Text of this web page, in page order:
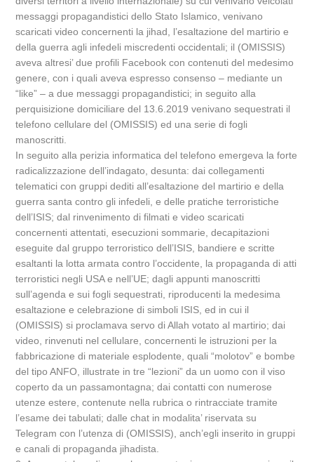
messaggi propagandistici dello Stato Islamico, venivano
scaricati video concernenti la jihad, l’esaltazione del martirio e
della guerra agli infedeli miscredenti occidentali; il (OMISSIS)
aveva altresi’ due profili Facebook con contenuti del medesimo
genere, con i quali aveva espresso consenso – mediante un
“like” – a due messaggi propagandistici; in seguito alla
perquisizione domiciliare del 13.6.2019 venivano sequestrati il
telefono cellulare del (OMISSIS) ed una serie di fogli
manoscritti.
In seguito alla perizia informatica del telefono emergeva la forte
radicalizzazione dell’indagato, desunta: dai collegamenti
telematici con gruppi dediti all’esaltazione del martirio e della
guerra santa contro gli infedeli, e delle pratiche terroristiche
dell’ISIS; dal rinvenimento di filmati e video scaricati
concernenti attentati, esecuzioni sommarie, decapitazioni
eseguite dal gruppo terroristico dell’ISIS, bandiere e scritte
esaltanti la lotta armata contro l’occidente, la propaganda di atti
terroristici negli USA e nell’UE; dagli appunti manoscritti
sull’agenda e sui fogli sequestrati, riproducenti la medesima
esaltazione e celebrazione di simboli ISIS, ed in cui il
(OMISSIS) si proclamava servo di Allah votato al martirio; dai
video, rinvenuti nel cellulare, concernenti le istruzioni per la
fabbricazione di materiale esplodente, quali “molotov” e bombe
del tipo ANFO, illustrate in tre “lezioni” da un uomo con il viso
coperto da un passamontagna; dai contatti con numerose
utenze estere, contenute nella rubrica o rintracciate tramite
l’esame dei tabulati; dalle chat in modalita’ riservata su
Telegram con l’utenza di (OMISSIS), anch’egli inserito in gruppi
e canali di propaganda jihadista.